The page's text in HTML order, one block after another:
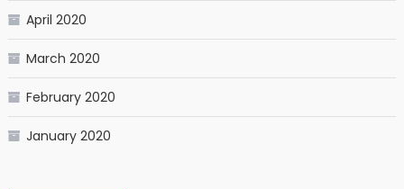
April 2020
March 2020
February 2020
January 2020